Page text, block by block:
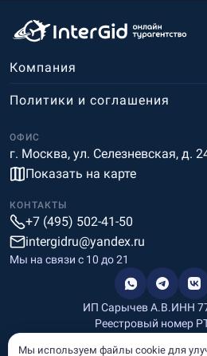
Компания
ОФИС
г. Москва, ул. Селезневская, д.
Показать на карте
Политики и соглашения
КОНТАКТЫ
+7 (495) 502-41-50
intergidru@yandex.ru
Мы на связи c 10 до 21
ИП Сарычев А.В.ИНН
Реестровый номер
Мы используем файлы cookie для